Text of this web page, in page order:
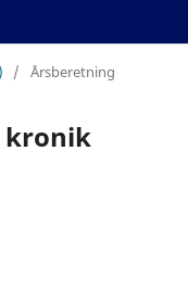
/ Årsberetning
kronik